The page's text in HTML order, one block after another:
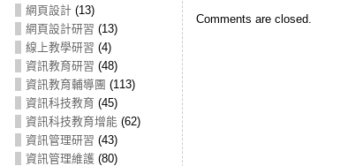
網頁設計(13)
網頁設計研習 (13)
線上教學研習 (4)
資訊教育研習 (48)
資訊教育輔導團 (113)
資訊科技教育 (45)
資訊科技教育增能(62)
資訊管理研習 (43)
資訊管理維護(80)
Comments are closed.